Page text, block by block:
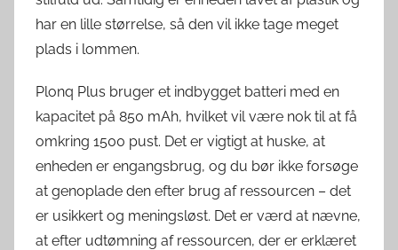
har en lille størrelse, så den vil ikke tage meget
plads i lommen.
Plonq Plus bruger et indbygget batteri med en
kapacitet på 850 mAh, hvilket vil være nok til at få
omkring 1500 pust. Det er vigtigt at huske, at
enheden er engangsbrug, og du bør ikke forsøge
at genoplade den efter brug af ressourcen – det
er usikkert og meningsløst. Det er værd at nævne,
at efter udtømning af ressourcen, der er erklæret